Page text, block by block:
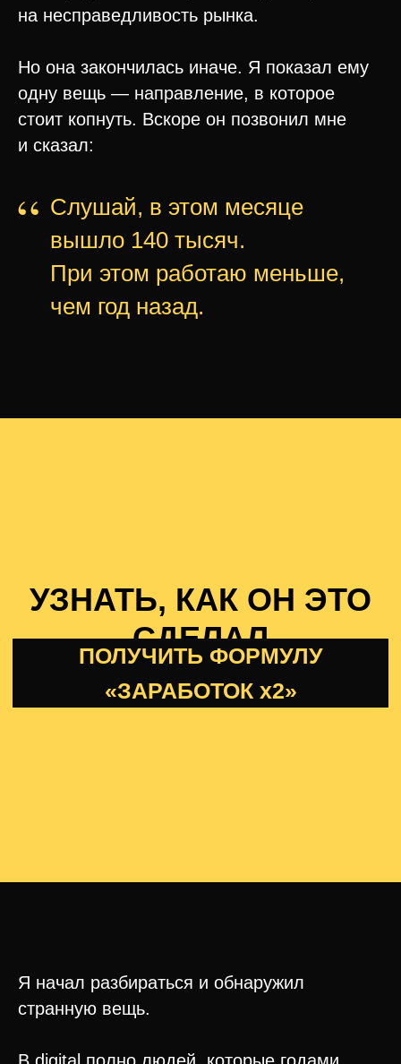
на несправедливость рынка.
Но она закончилась иначе. Я показал ему
одну вещь — направление, в которое
стоит копнуть. Вскоре он позвонил мне
и сказал:
“ Слушай, в этом месяце
вышло 140 тысяч.
При этом работаю меньше,
чем год назад.
Я начал разбираться и обнаружил
странную вещь.